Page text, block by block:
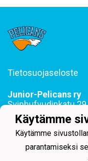
Tietosuojaseloste
Junior-Pelicans ry
Svinhufvudinkatu
044 255 1975
Toimisto avoinna
Käytämme
Käytämme
parantamiseksi